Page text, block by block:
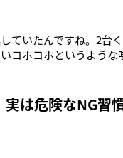
ていたんですね。2台
コホコホというよう
め、病院を受診した
は危険なNG習